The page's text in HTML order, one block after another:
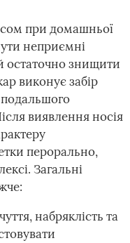
при домашньої
неприємні
остаточно знищити
виконує забір
подальшого
виявлення носія
перорально,
Загальні
набряклість та